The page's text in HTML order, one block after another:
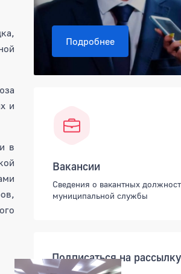
и
в
Подробнее
Вакансии
Сведения о вакантных
муниципальной службы
Подписаться на рассылку